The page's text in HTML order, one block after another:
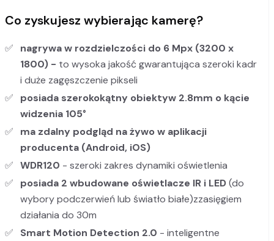
Co zyskujesz wybierając kamerę?
nagrywa w rozdzielczości do 6 Mpx (3200 x
1800) - to wysoka jakość gwarantująca szeroki kadr
i duże zagęszczenie pikseli
posiada szerokokątny obiektyw 2.8mm o kącie
widzenia 105°
ma zdalny podgląd na żywo w aplikacji
producenta (Android, iOS)
WDR120 - szeroki zakres dynamiki oświetlenia
posiada 2 wbudowane oświetlacze IR i LED(do
wybory podczerwień lub światło białe)zzasięgiem
działania do 30m
Smart Motion Detection 2.0 - inteligentne